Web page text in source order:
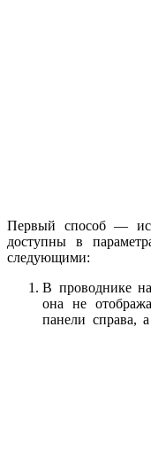
Первый способ —
доступны в
следующими:
В проводнике
она не
панели справа,